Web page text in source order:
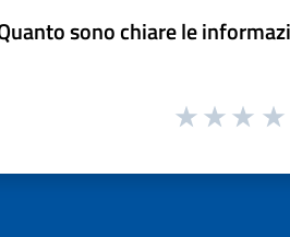
sono chiare le